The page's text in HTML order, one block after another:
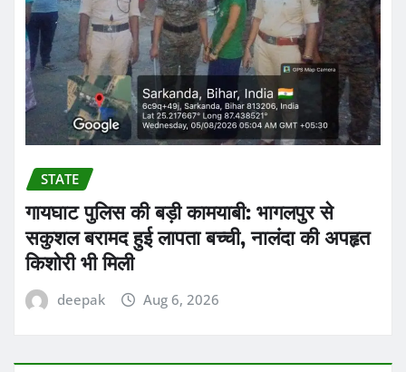
STATE
गायघाट पुलिस की बड़ी कामयाबी: भागलपुर से
सकुशल बरामद हुई लापता बच्ची, नालंदा की अपहृत
किशोरी भी मिली
deepak Aug 6, 2026